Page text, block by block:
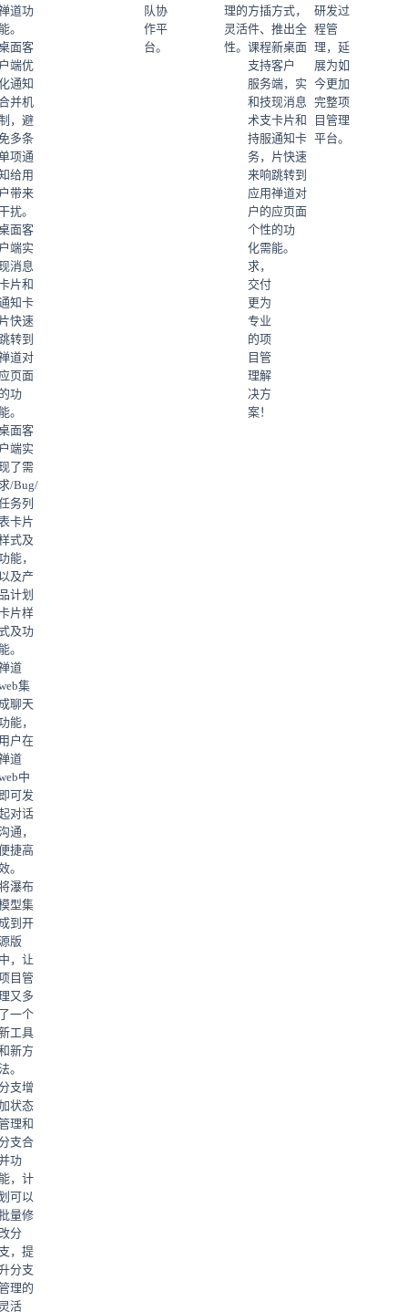
研发过
程管
理，延
展为如
今更加
完整项
目管理
平台。
方式，
推出全
新桌面
客户
端，实
现消息
卡片和
通知卡
片快速
跳转到
禅道对
应页面
的功
能。
方插
件、
课程
支持
服务
和技
术支
持服
务，
来响
应用
户的
个性
化需
求，
交付
更为
专业
的项
目管
理解
决方
案！
理的
灵活
性。
队协
作平
台。
道功
。
面客
端优
通知
并机
，避
多条
项通
给用
带来
扰。
面客
端实
消息
片和
知卡
快速
转到
道对
页面
功
。
面客
端实
了需
/Bug/
务列
卡片
式及
能，
及产
计划
片样
及功
。
道
集
聊天
能，
户在
道
中
可发
对话
通，
捷高
。
瀑布
型集
到开
版
，让
目管
又多
一个
工具
新方
。
支增
状态
理和
支合
功
，计
可以
量修
分
，提
分支
理的
活